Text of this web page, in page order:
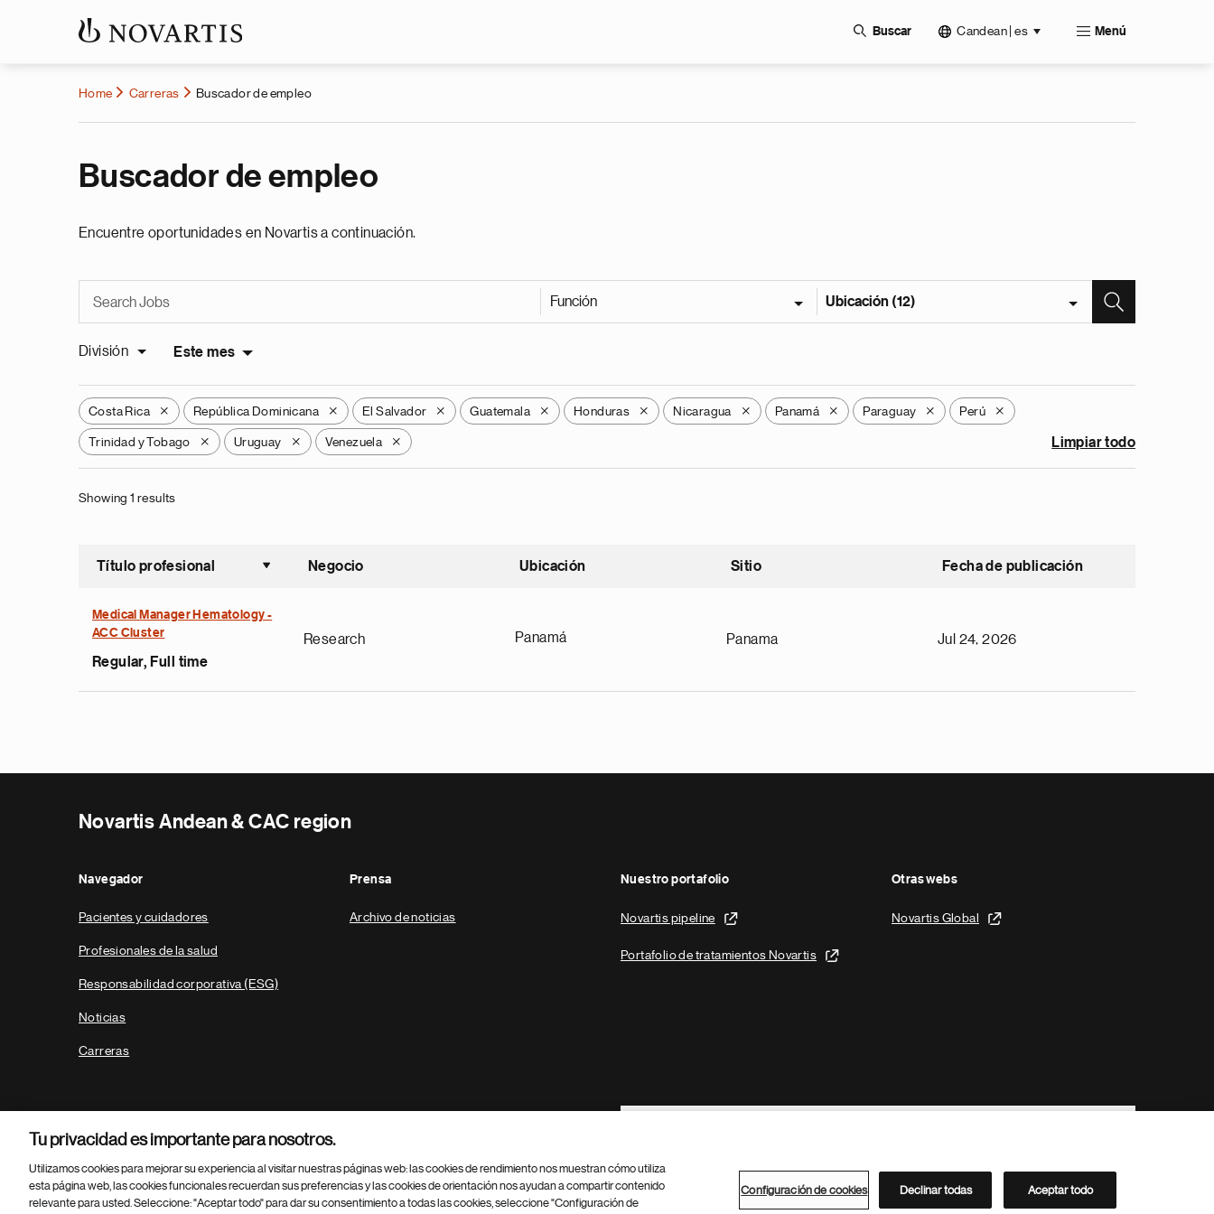
Buscar Candean | es Menú
Home Carreras Buscador de empleo
Buscador de empleo
Encuentre oportunidades en Novartis a continuación.
Función Ubicación (12)
División Este mes
Costa Rica X República Dominicana X El Salvador X Guatemala X Honduras X Nicaragua X Panamá X Paraguay X Perú X
Trinidad y Tobago X Uruguay X Venezuela X Limpiar todo
Showing 1 results
Título profesional
Ordenar ascendente
Negocio Ubicación Sitio Fecha de publicación
Medical Manager Hematology -
ACC Cluster
Regular, Full time
Research Panamá Panama Jul 24, 2026
Novartis Andean & CAC region
Navegador
Pacientes y cuidadores
Profesionales de la salud
Responsabilidad corporativa (ESG)
Noticias
Carreras
Prensa
Archivo de noticias
Nuestro portafolio
Novartis pipeline
Portafolio de tratamientos Novartis
Otras webs
Novartis Global
Footer Site Search
Parte
© 2026 Novartis AG Directorio de Novartis
Tu privacidad es importante para nosotros.
Utilizamos cookies para mejorar su experiencia al visitar nuestras páginas web: las cookies de rendimiento nos muestran cómo utiliza
esta página web, las cookies funcionales recuerdan sus preferencias y las cookies de orientación nos ayudan a compartir contenido
relevante para usted. Seleccione: "Aceptar todo" para dar su consentimiento a todas las cookies, seleccione "Configuración de
Configuración de cookies Declinar todas Aceptar todo